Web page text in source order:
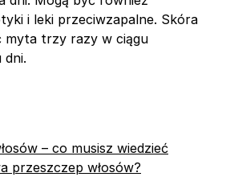
i leki przeciwzapalne. Skóra
myta trzy razy w ciągu
dni.
– co musisz wiedzieć
przeszczep włosów?